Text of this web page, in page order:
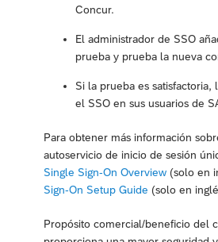
Concur.
El administrador de SSO
prueba y prueba la nueva
Si la prueba es
el SSO en sus usuarios de
Para obtener más información
autoservicio de inicio de sesión
Single Sign-On Overview (solo en
Sign-On Setup Guide (solo en
Propósito comercial/beneficio del